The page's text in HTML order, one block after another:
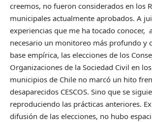
creemos, no fueron considerados en los
municipales actualmente aprobados. A
experiencias que me ha tocado conocer,
necesario un monitoreo más profundo y
base empírica, las elecciones de los
Organizaciones de la Sociedad Civil en
municipios de Chile no marcó un hito
desaparecidos CESCOS. Sino que se
reproduciendo las prácticas anteriores.
difusión de las elecciones, no hubo